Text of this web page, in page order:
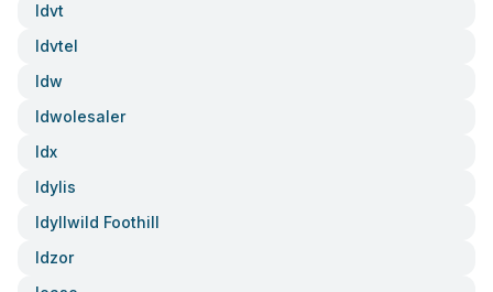
Idvt
Idvtel
Idw
Idwolesaler
Idx
Idylis
Idyllwild Foothill
Idzor